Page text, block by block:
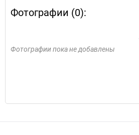
Фотографии (0):
Фотографии пока не добавлены